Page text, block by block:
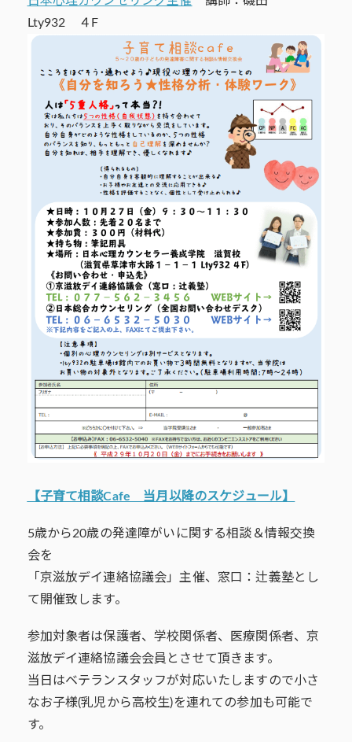
Lty932 ４F
【子育て相談Cafe 当月以降のスケジュール】
5歳から20歳の発達障がいに関する相談＆情報交換
会を
「京滋放デイ連絡協議会」主催、窓口：辻義塾とし
て開催致します。
参加対象者は保護者、学校関係者、医療関係者、京
滋放デイ連絡協議会会員とさせて頂きます。
当日はベテランスタッフが対応いたしますので小さ
なお子様(乳児から高校生)を連れての参加も可能で
す。